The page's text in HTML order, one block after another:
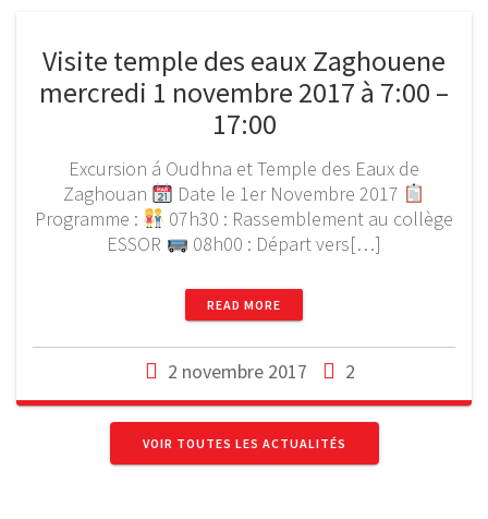
Visite temple des eaux Zaghouene
mercredi 1 novembre 2017 à 7:00 –
17:00
Excursion á Oudhna et Temple des Eaux de
Zaghouan
Date le 1er Novembre 2017
Programme :
07h30 : Rassemblement au collège
ESSOR
08h00 : Départ vers[…]
READ MORE
2 novembre 2017 2
VOIR TOUTES LES ACTUALITÉS